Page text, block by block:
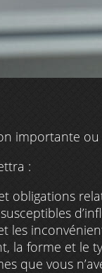
importante
:
obligations
les
la forme et le
que vous